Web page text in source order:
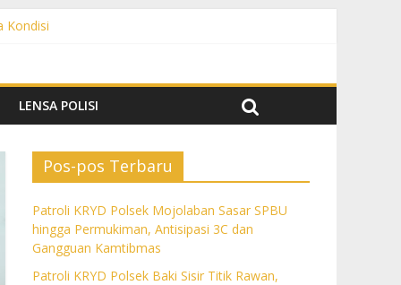
Kondisi
Gangguan Kamtibmas
Kamtibmas
LENSA POLISI
Pos-pos Terbaru
Patroli KRYD Polsek Mojolaban Sasar SPBU
hingga Permukiman, Antisipasi 3C dan
Gangguan Kamtibmas
Patroli KRYD Polsek Baki Sisir Titik Rawan,